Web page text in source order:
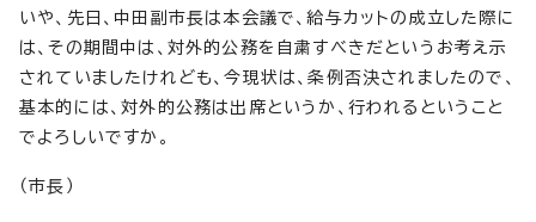
いや、先日、中田副市長は本会議で、給与カットの成立した際に
は、その期間中は、対外的公務を自粛すべきだというお考え示
されていましたけれども、今現状は、条例否決されましたので、
基本的には、対外的公務は出席というか、行われるということ
でよろしいですか。
（市長）